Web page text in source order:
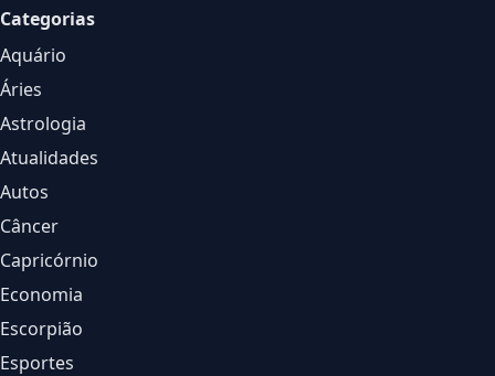
Categorias
Aquário
Áries
Astrologia
Atualidades
Autos
Câncer
Capricórnio
Economia
Escorpião
Esportes